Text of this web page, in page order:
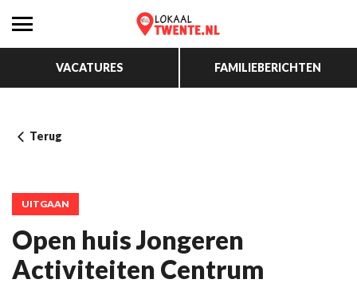
VACATURES FAMILIEBERICHTEN
Terug
UITGAAN
Open huis Jongeren
Activiteiten Centrum